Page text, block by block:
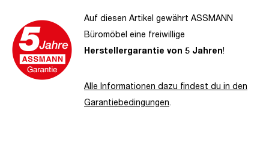
Auf diesen Artikel gewährt ASSMANN
Büromöbel eine freiwillige
Herstellergarantie von 5 Jahren!
Alle Informationen dazu findest du in den
Garantiebedingungen.